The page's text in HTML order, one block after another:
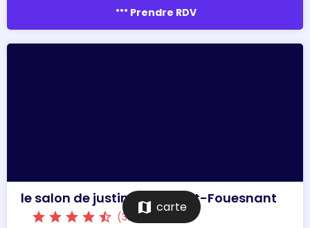
more_horiz Prendre RDV
le salon de justine - La Forêt-Fouesnant
star star star star star_half (321 votes)
map carte